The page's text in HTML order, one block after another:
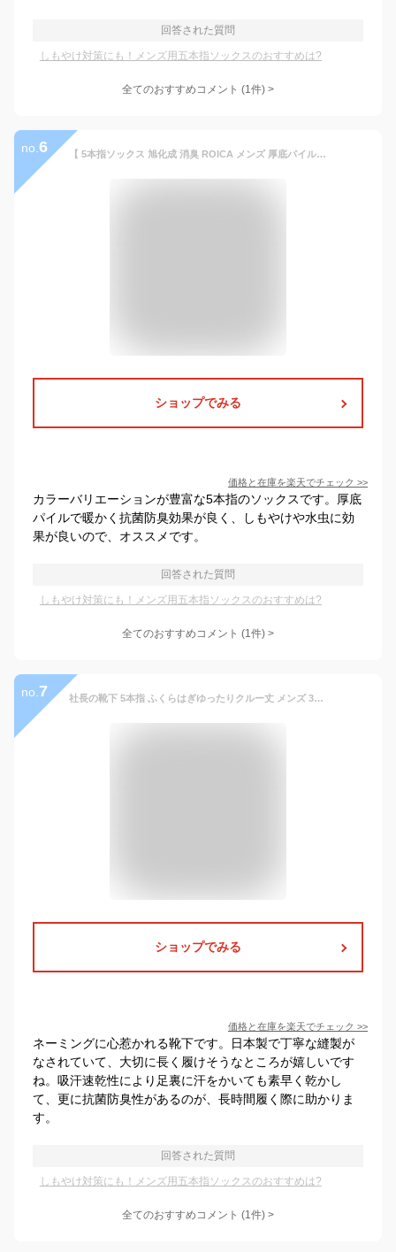
回答された質問
しもやけ対策にも！メンズ用五本指ソックスのおすすめは?
全てのおすすめコメント (1件) >
no. 6 【 5本指ソックス 旭化成 消臭 ROICA メンズ 厚底パイル ハーフ丈 】 五本指ソックス 5本指靴下 五本指靴下 綿100 厚手 厚い 黒 ブラック 冬用 防寒 暖かい 温かい 大きいサイズ 作業用 無地 抗菌防臭 水虫 男性 お父さん 破れにくい ビジネス 送料無料 NON hf31-1
ショップでみる
価格と在庫を楽天でチェック >>
カラーバリエーションが豊富な5本指のソックスです。厚底
パイルで暖かく抗菌防臭効果が良く、しもやけや水虫に効
果が良いので、オススメです。
回答された質問
しもやけ対策にも！メンズ用五本指ソックスのおすすめは?
全てのおすすめコメント (1件) >
no. 7 社長の靴下 5本指 ふくらはぎゆったりクルー丈 メンズ 3足セット 日本産 靴下 ビジネスソックス 高級 綿100％ 抗菌 防臭 吸水速乾 紳士用 スーツ くつ下 高通気性 吸汗 25-27 cm 黒 ブラック グレー プレゼント ギフト 送料無料 敬老の日
ショップでみる
価格と在庫を楽天でチェック >>
ネーミングに心惹かれる靴下です。日本製で丁寧な縫製が
なされていて、大切に長く履けそうなところが嬉しいです
ね。吸汗速乾性により足裏に汗をかいても素早く乾かし
て、更に抗菌防臭性があるのが、長時間履く際に助かりま
す。
回答された質問
しもやけ対策にも！メンズ用五本指ソックスのおすすめは?
全てのおすすめコメント (1件) >